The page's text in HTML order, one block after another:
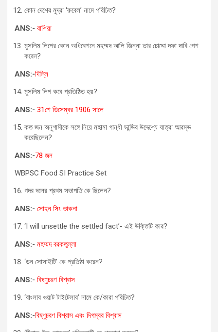
কোন দেশের মুদ্রা ‘রুবেল’ নামে পরিচিত?
ANS:- রাশিয়া
মুসলিম লিগের কোন অধিবেশনে মহম্মদ আলি জিন্না তার চোদ্দো দফা দাবি পেশ
করেন?
ANS:-দিল্লি
মুসলিম লিগ কবে প্রতিষ্ঠিত হয়?
ANS:- 31শে ডিসেম্বর 1906 সালে
কত জন অনুগামীকে সঙ্গে নিয়ে মহাত্মা গান্ধী ডান্ডির উদ্দেশ্যে যাত্রা আরম্ভ
করেছিলেন?
ANS:-78 জন
WBPSC Food SI Practice Set
গদর দলের প্রথম সভাপতি কে ছিলেন?
ANS:- সোহন সিং ভাকনা
‘I will unsettle the settled fact’- এই উক্তিটি কার?
ANS:- মহম্মদ বরকতুল্লা
‘ডন সোসাইটি’ কে প্রতিষ্ঠা করেন?
ANS:- বিষ্ণুচরণ বিশ্বাস
‘বাংলার ওয়াট টাইটেলার’ নামে কে/কারা পরিচিত?
ANS:-বিষ্ণুচরণ বিশ্বাস এবং দিগম্বর বিশ্বাস